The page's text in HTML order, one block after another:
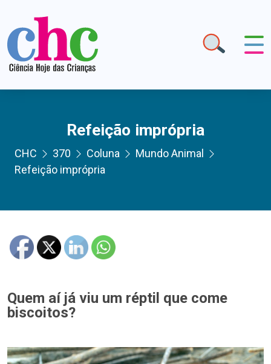
Refeição imprópria
CHC 370 Coluna
Mundo Animal
Refeição imprópria
Quem aí já viu um réptil que come
biscoitos?